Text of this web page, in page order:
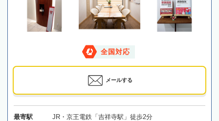
全国対応
メールする
最寄駅 JR・京王電鉄「吉祥寺駅」徒歩2分